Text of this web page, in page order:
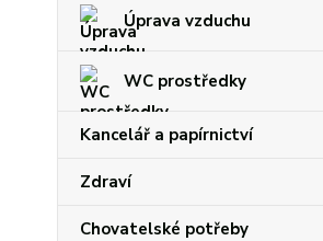
Úprava vzduchu
WC prostředky
Kancelář a papírnictví
Zdraví
Chovatelské potřeby